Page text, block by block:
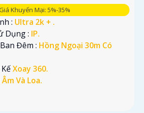
Giá Khuyến Mại: 5%-35%
: Ultra 2k + .
Dụng : IP.
Đêm : Hồng Ngoại 30m Có
Xoay 360.
Và Loa.